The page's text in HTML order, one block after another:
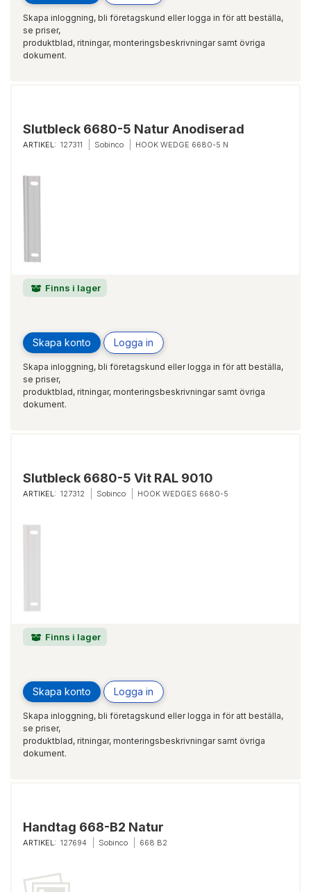
Skapa inloggning, bli företagskund eller logga in för att beställa,
se priser,
produktblad, ritningar, monteringsbeskrivningar samt övriga
dokument.
Slutbleck 6680-5 Natur Anodiserad
ARTIKEL: 127311 Sobinco HOOK WEDGE 6680-5 N
Finns i lager
Skapa konto Logga in
Skapa inloggning, bli företagskund eller logga in för att beställa,
se priser,
produktblad, ritningar, monteringsbeskrivningar samt övriga
dokument.
Slutbleck 6680-5 Vit RAL 9010
ARTIKEL: 127312 Sobinco HOOK WEDGES 6680-5
Finns i lager
Skapa konto Logga in
Skapa inloggning, bli företagskund eller logga in för att beställa,
se priser,
produktblad, ritningar, monteringsbeskrivningar samt övriga
dokument.
Handtag 668-B2 Natur
ARTIKEL: 127694 Sobinco 668 B2